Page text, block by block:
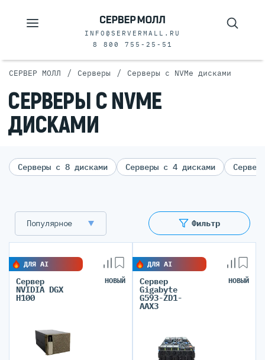
INFO@SERVERMALL.RU
8 800 755-25-51
СЕРВЕР МОЛЛ / Серверы / Серверы с NVMe дисками
СЕРВЕРЫ С NVME
ДИСКАМИ
Серверы с 8 дисками Серверы с 4 дисками
Фильтр
Популярное
ДЛЯ AI
Сервер
NVIDIA DGX
H100
НОВЫЙ
ДЛЯ AI
Сервер
Gigabyte
G593-ZD1-
AAX3
НОВЫЙ